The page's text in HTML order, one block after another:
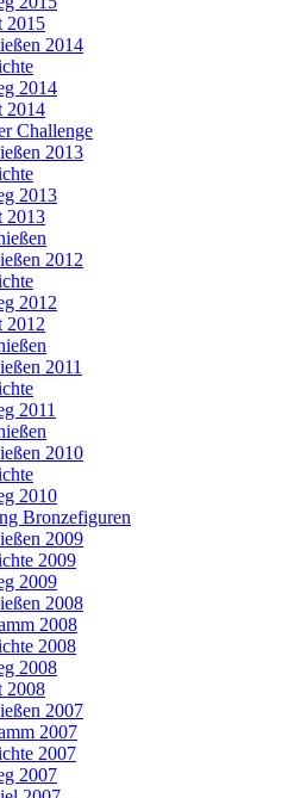
2015
2014
2014
2014
Challenge
2013
2013
2013
2012
2012
2012
2011
2011
2010
2010
Bronzefiguren
2009
2009
2009
2008
2008
2008
2008
2008
2007
2007
2007
2007